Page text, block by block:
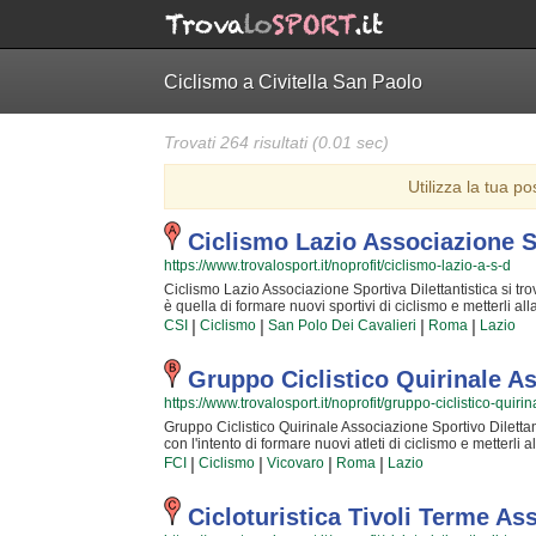
Ciclismo a Civitella San Paolo
Trovati 264 risultati (0.01 sec)
Utilizza la tua
Ciclismo Lazio Associazione
https://www.trovalosport.it/noprofit/ciclismo-lazio-a-s-d
Ciclismo Lazio Associazione Sportiva Dilettantistica si
è quella di formare nuovi sportivi di ciclismo e metterli
insieme al CSI! Il tutto all'insegna della totale sicurezza
diventare dei campioni ma è certezza che chiunque
istruttori sono i più bravi della Provincia ed hanno alle
che dia più soddisfazione del crescere nuove
imparati in tutta una vita! Chi vuole fare oggi ciclismo
Associazione Sportiva Dilettantistica è in quel gruppo di
Lazio Associazione Sportiva Dilettantistica è una
passare davvero amichevole il tuo tempo. Se vuoi
scrivere un messaggio cliccando sul bottone "Contattaci"
CSI | Ciclismo | San Polo Dei Cavalieri | Roma | Lazio
Gruppo Ciclistico Quirinale
https://www.trovalosport.it/noprofit/gruppo-ciclistico-
Gruppo Ciclistico Quirinale Associazione Sportivo
con l'intento di formare nuovi atleti di ciclismo e metterli
insieme al FCI! Il tutto all'insegna della assoluta
diventare dei campioni ma è sicurezza che ognuno
più professionali della Provincia ed hanno alle loro
bella del crescere nuove generazioni di atleti e
Chi vuole fare oggi ciclismo deve affidarsi unicamente
FCI | Ciclismo | Vicovaro | Roma | Lazio
Cicloturistica Tivoli Terme